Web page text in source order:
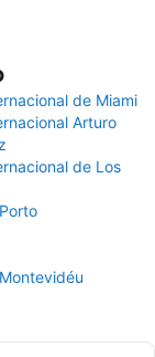
de Miami
Arturo
de Los